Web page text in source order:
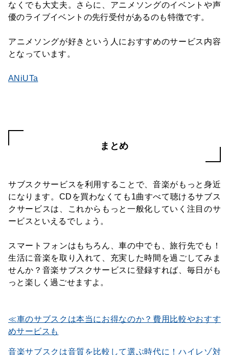
なくでも大丈夫。さらに、アニメソングのイベントや声
優のライブイベントの先行受付があるのも特徴です。
アニメソングが好きという人におすすめのサービス内容
となっています。
ANiUTa
まとめ
サブスクサービスを利用することで、音楽がもっと身近
になります。CDを買わなくても1曲すべて聴けるサブス
クサービスは、これからもっと一般化していく注目のサ
ービスといえるでしょう。
スマートフォンはもちろん、車の中でも、旅行先でも！
生活に音楽を取り入れて、充実した時間を過ごしてみま
せんか？音楽サブスクサービスに登録すれば、毎日がも
っと楽しく過ごせますよ。
車のサブスクは本当にお得なのか？費用比較やおすす
めサービスも
音楽サブスクは音質を比較して選ぶ時代に！ハイレゾ対